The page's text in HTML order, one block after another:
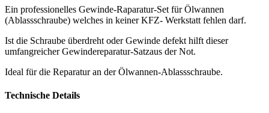
Ein professionelles Gewinde-Raparatur-Set für Ölwannen
(Ablassschraube) welches in keiner KFZ- Werkstatt fehlen darf.
Ist die Schraube überdreht oder Gewinde defekt hilft dieser
umfangreicher Gewindereparatur-Satzaus der Not.
Ideal für die Reparatur an der Ölwannen-Ablassschraube.
Technische Details